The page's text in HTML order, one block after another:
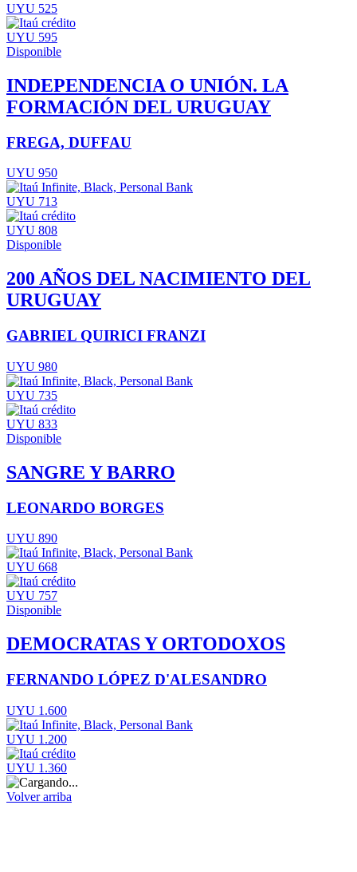
UYU 525
UYU 595
Disponible
INDEPENDENCIA O UNIÓN. LA
FORMACIÓN DEL URUGUAY
FREGA, DUFFAU
UYU 950
UYU 713
UYU 808
Disponible
200 AÑOS DEL NACIMIENTO DEL
URUGUAY
GABRIEL QUIRICI FRANZI
UYU 980
UYU 735
UYU 833
Disponible
SANGRE Y BARRO
LEONARDO BORGES
UYU 890
UYU 668
UYU 757
Disponible
DEMOCRATAS Y ORTODOXOS
FERNANDO LÓPEZ D'ALESANDRO
UYU 1.600
UYU 1.200
UYU 1.360
Volver arriba